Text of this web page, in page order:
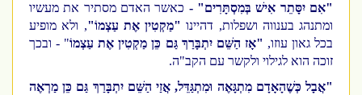
"אִם יִסָּתֵר אִישׁ בְּמִסְתָּרִים" - כאשר האדם מסתיר את מעשיו
ומתנהג בענווה ושפלות, דהיינו"מַקְטִין אֶת עַצְמוֹ", ולא מופיע
בכל גאון עוזו,"אָז הַשֵּׁם יִתְבָּרַךְ גַּם כֵּן מַקְטִין אֶת עַצְמוֹ" - ובכך
זוכה הוא לגילוי ולקשר עם הקב"ה.
"אֲבָל כְּשֶׁהָאָדָם מִתְגָּאֶה וּמִתְגַּדֵּל, אֲזַי הַשֵּׁם יִתְבָּרַךְ גַּם כֵּן מַרְאֶה